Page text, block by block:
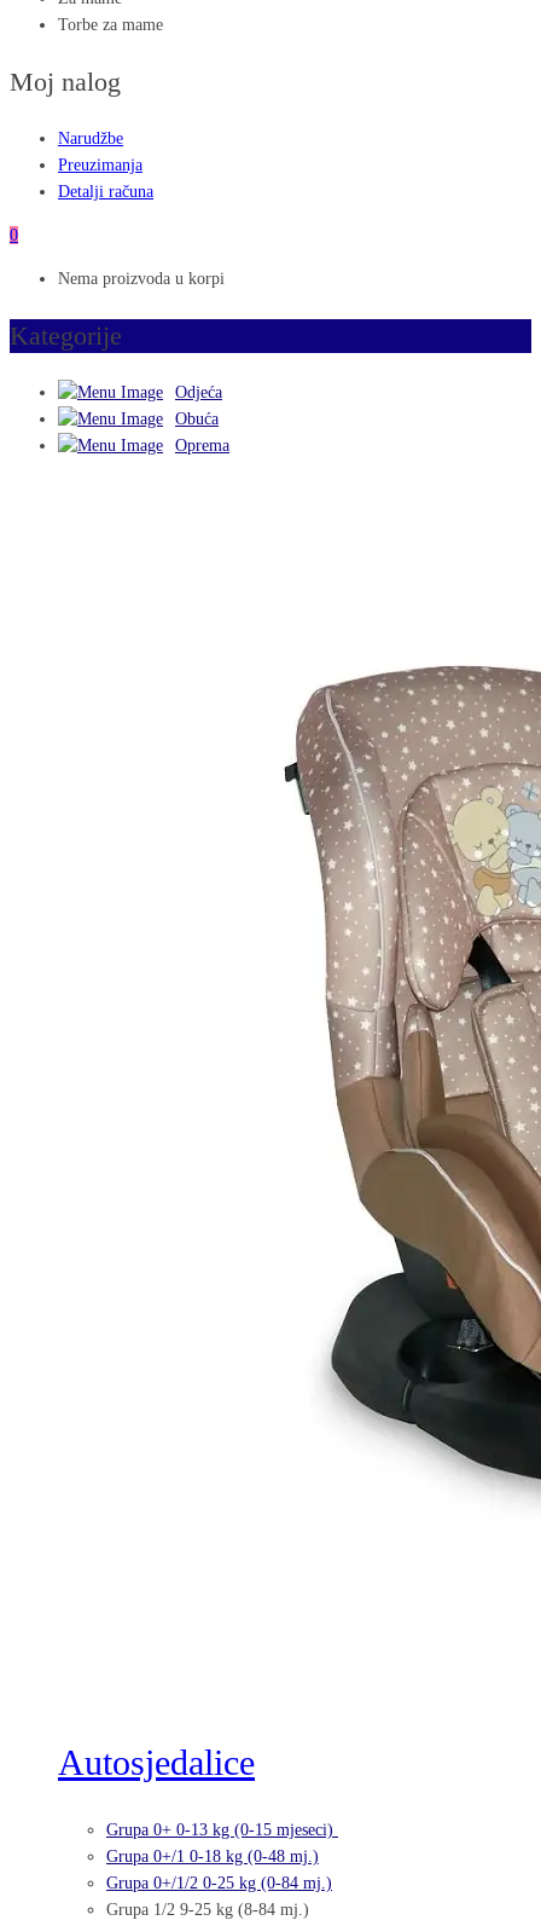
Torbe za mame
Moj nalog
Narudžbe
Preuzimanja
Detalji računa
0
Nema proizvoda u korpi
Kategorije
Odjeća
Obuća
Oprema
Autosjedalice
Grupa 0+ 0-13 kg (0-15 mjeseci)
Grupa 0+/1 0-18 kg (0-48 mj.)
Grupa 0+/1/2 0-25 kg (0-84 mj.)
Grupa 1/2 9-25 kg (8-84 mj.)